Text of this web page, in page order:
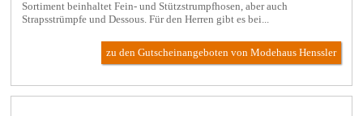
Sortiment beinhaltet Fein- und Stützstrumpfhosen, aber auch
Strapsstrümpfe und Dessous. Für den Herren gibt es bei...
zu den Gutscheinangeboten von Modehaus Henssler